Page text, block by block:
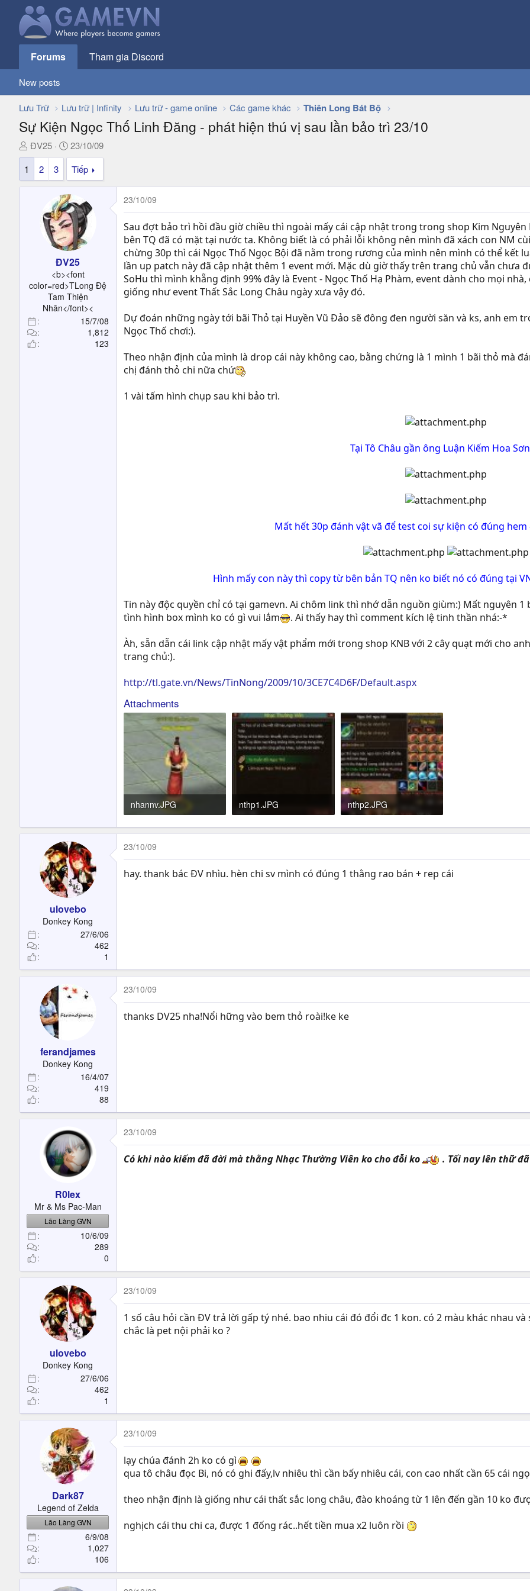
Forums Tham gia Discord
New posts
Lưu Trữ Lưu trữ | Infinity Lưu trữ - game online Các game khác Thiên Long Bát Bộ
Sự Kiện Ngọc Thố Linh Đăng - phát hiện thú vị sau lần bảo trì 23/10
T
h
e
e
ĐV25
N
g
à
y
g
ử
i
23/10/09
1
2 3 Tiếp
ĐV25
<b><font
color=red>TLong Đệ
Tam Thiện
Nhân</font><
15/7/08
1,812
123
23/10/09
Sau đợt bảo trì hồi đầu giờ chiều thì ngoài mấy cái cập nhật trong trong shop Kim
bên TQ đã có mặt tại nước ta. Không biết là có phải lỗi không nên mình đã xách con NM
chừng 30p thì cái Ngọc Thố Ngọc Bội đã nằm trong rương của mình nên mình có thể kết
lần up patch này đã cập nhật thêm 1 event mới. Mặc dù giờ thấy trên trang chủ vẫn chưa
SoHu thì mình khẵng định 99% đây là Event - Ngọc Thố Hạ Phàm, event dành cho mọi
giống như event Thất Sắc Long Châu ngày xưa vậy đó.
Dự đoán những ngày tới bãi Thỏ tại Huyền Vũ Đảo sẽ đông đen người săn và ks, anh em
Ngọc Thố chơi:).
Theo nhận định của mình là drop cái này không cao, bằng chứng là 1 mình 1 bãi thỏ mà
chị đánh thỏ chi nữa chứ
1 vài tấm hình chụp sau khi bảo trì.
Tại Tô Châu gần ông Luận Kiếm Hoa
Mất hết 30p đánh vật vã để test coi sự kiện có đúng
Hình mấy con này thì copy từ bên bản TQ nên ko biết nó có đúng tại
Tin này độc quyền chỉ có tại gamevn. Ai chôm link thì nhớ dẫn nguồn giùm:) Mất nguyên
tình hình box mình ko có gì vui lắm
. Ai thấy hay thì comment kích lệ tinh thần nhá:-*
Àh, sẵn dẫn cái link cập nhật mấy vật phẩm mới trong shop KNB với 2 cây quạt mới cho
trang chủ:).
http://tl.gate.vn/News/TinNong/2009/10/3CE7C4D6F/Default.aspx
Attachments
nhannv.JPG
22.5 KB · Đọc: 336
nthp1.JPG
29.3 KB · Đọc: 353
nthp2.JPG
49.1 KB · Đọc: 356
ulovebo
Donkey Kong
27/6/06
462
1
23/10/09
hay. thank bác ĐV nhìu. hèn chi sv mình có đúng 1 thằng rao bán + rep cái
ferandjames
Donkey Kong
16/4/07
419
88
23/10/09
thanks DV25 nha!Nổi hững vào bem thỏ roài!ke ke
R0lex
Mr & Ms Pac-Man
Lão Làng GVN
10/6/09
289
0
23/10/09
Có khi nào kiếm đã đời mà thằng Nhạc Thường Viên ko cho đỗi ko . Tối nay lên thữ đã
ulovebo
Donkey Kong
27/6/06
462
1
23/10/09
1 số câu hỏi cần ĐV trả lời gấp tý nhé. bao nhiu cái đó đổi đc 1 kon. có 2 màu khác nhau
chắc là pet nội phải ko ?
Dark87
Legend of Zelda
Lão Làng GVN
6/9/08
1,027
106
23/10/09
lạy chúa đánh 2h ko có gì
qua tô châu đọc Bi, nó có ghi đấy,lv nhiêu thì cần bấy nhiêu cái, con cao nhất cần 65 cái
theo nhận định là giống như cái thất sắc long châu, đào khoáng từ 1 lên đến gần 10 ko
nghịch cái thu chi ca, được 1 đống rác..hết tiền mua x2 luôn rồi